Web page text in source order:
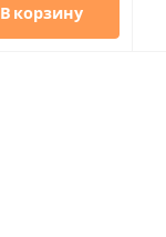
В корзину